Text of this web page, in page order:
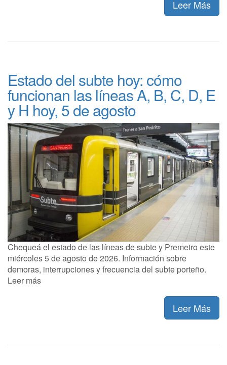
Leer Más
Estado del subte hoy: cómo
funcionan las líneas A, B, C, D, E
y H hoy, 5 de agosto
Chequeá el estado de las líneas de subte y Premetro este
miércoles 5 de agosto de 2026. Información sobre
demoras, interrupciones y frecuencia del subte porteño.
Leer más
Leer Más